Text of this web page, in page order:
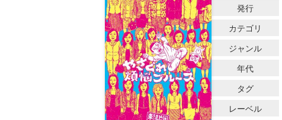
発行
カテゴリ
ジャンル
年代
タグ
レーベル